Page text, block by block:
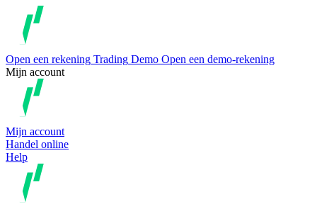
Open een rekening Trading Demo Open een demo-rekening
Mijn account
Mijn account
Handel online
Help